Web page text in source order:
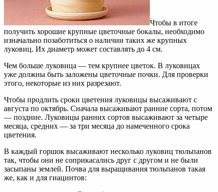
Чтобы в итоге
получить хорошие крупные цветочные бокалы, необходимо
изначально позаботиться о наличии таких же крупных
луковиц. Их диаметр может составлять до 4 см.
Чем больше луковица — тем крупнее цветок. В луковицах
уже должны быть заложены цветочные почки. Для проверки
этого, некоторые из них разрезают.
Чтобы продлить сроки цветения луковицы высаживают с
августа по октябрь. Сначала высаживают ранние сорта, потом
— поздние. Луковицы ранних сортов высаживают за четыре
месяца, средних — за три месяца до намеченного срока
цветения.
В каждый горшок высаживают несколько луковиц тюльпанов
так, чтобы они не соприкасались друг с другом и не были
засыпаны землей. Почва для выращивания тюльпанов такая
же, как и для гиацинтов: